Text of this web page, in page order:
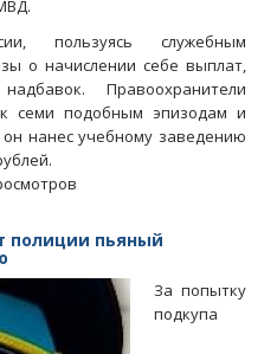
пользуясь служебным
о начислении себе выплат,
Правоохранители
к семи подобным эпизодам и
он нанес учебному заведению
полиции пьяный
За попытку
подкупа